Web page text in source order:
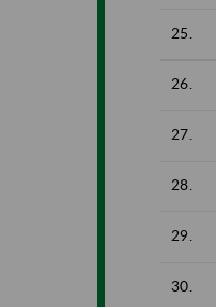
25.
26.
27.
28.
29.
30.